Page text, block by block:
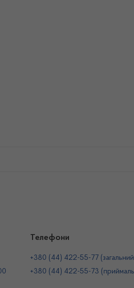
Телефони
+380 (44) 422-55-77
+380 (44) 422-55-73